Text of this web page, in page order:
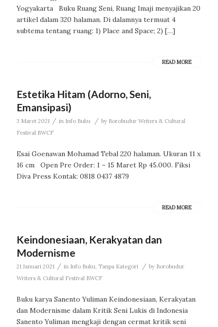
Yogyakarta Buku Ruang Seni, Ruang Imaji menyajikan 20
artikel dalam 320 halaman. Di dalamnya termuat 4
subtema tentang ruang: 1) Place and Space; 2) […]
READ MORE
Estetika Hitam (Adorno, Seni,
Emansipasi)
3 Maret 2021 / in Info Buku / by Borobudur Writers & Cultural
Festival BWCF
Esai Goenawan Mohamad Tebal 220 halaman. Ukuran 11 x
16 cm Open Pre Order: 1 – 15 Maret Rp 45.000. Fiksi
Diva Press Kontak: 0818 0437 4879
READ MORE
Keindonesiaan, Kerakyatan dan
Modernisme
21 Januari 2021 / in Info Buku Tanpa Kategori / by Borobudur
Writers & Cultural Festival BWCF
Buku karya Sanento Yuliman Keindonesiaan, Kerakyatan
dan Modernisme dalam Kritik Seni Lukis di Indonesia
Sanento Yuliman mengkaji dengan cermat kritik seni